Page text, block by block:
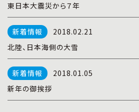
東日本大震災から７年
2018.02.21
北陸、日本海側の大雪
2018.01.05
新年の御挨拶